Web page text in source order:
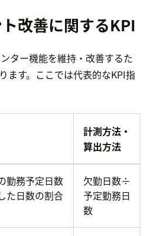
改善に関するKPI
ター機能を維持・改善するた
ます。ここでは代表的なKPI指
計測方法・
算出方法
勤務予定日数
た日数の割合
欠勤日数÷
予定勤務日
数